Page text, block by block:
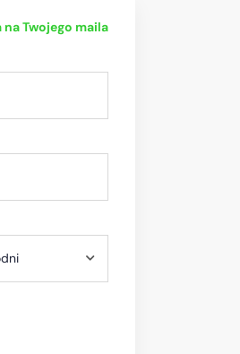
Twojego maila